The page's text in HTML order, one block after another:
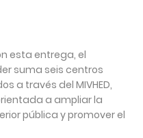
esta entrega, el
suma seis centros
a través del MIVHED,
a ampliar la
pública y promover el